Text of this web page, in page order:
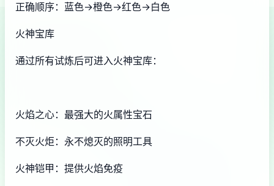
正确顺序：蓝色→橙色→红色→白色
火神宝库
通过所有试炼后可进入火神宝库：
火焰之心：最强大的火属性宝石
不灭火炬：永不熄灭的照明工具
火神铠甲：提供火焰免疫